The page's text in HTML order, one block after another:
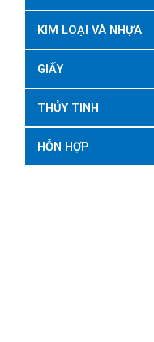
KIM LOẠI VÀ NHỰA
GIẤY
THỦY TINH
HỖN HỢP